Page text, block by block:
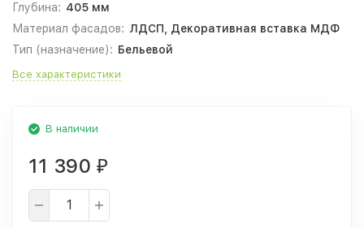
Глубина: 405 мм
Материал фасадов: ЛДСП, Декоративная вставка МДФ
Тип (назначение): Бельевой
Все характеристики
В наличии
11 390 ₽